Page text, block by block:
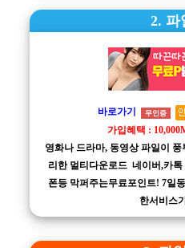
2. 파
바로가기 무인증
가입혜택 :
영화나 드라마, 동영상 파일이
리한 멀티다운로드 네이버,카
폰등 막퍼주는무료포인트! 7일
한서비스